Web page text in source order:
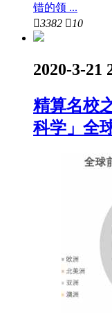
错的领 ...
3382  10
2020-3-21
精算名校
科学」全